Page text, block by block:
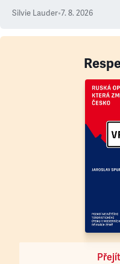
Silvie Lauder•7. 8. 2026